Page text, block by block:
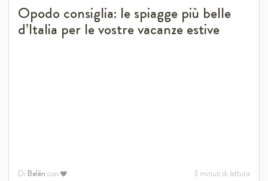
Opodo consiglia: le spiagge più belle
d’Italia per le vostre vacanze estive
Di Belén con 3 minuti di lettura